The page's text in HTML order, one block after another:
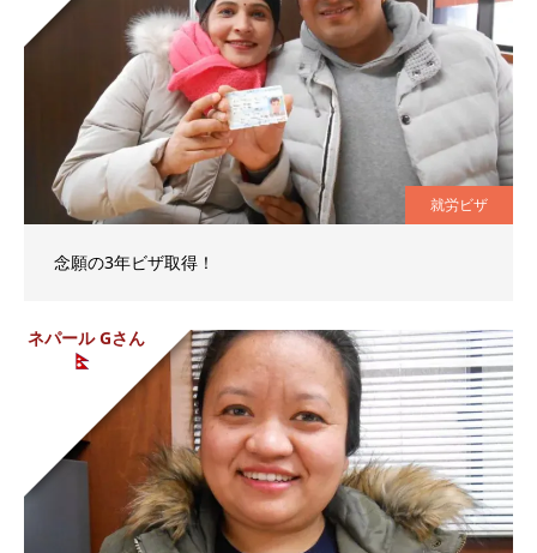
就労ビザ
念願の3年ビザ取得！
ネパール Gさん